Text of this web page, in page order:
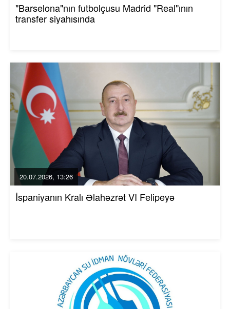
"Barselona"nın futbolçusu Madrid "Real"ının
transfer siyahısında
20.07.2026, 13:26
İspaniyanın Kralı Əlahəzrət VI Felipeyə